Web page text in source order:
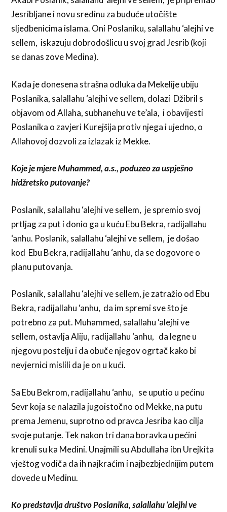
Jesribljane i novu sredinu za buduće utočište
sljedbenicima islama. Oni Poslaniku, salallahu ‘alejhi ve
sellem, iskazuju dobrodošlicu u svoj grad Jesrib (koji
se danas zove Medina).
Kada je donesena strašna odluka da Mekelije ubiju
Poslanika, salallahu ‘alejhi ve sellem, dolazi Džibril s
objavom od Allaha, subhanehu ve te’ala, i obavijesti
Poslanika o zavjeri Kurejšija protiv njega i ujedno, o
Allahovoj dozvoli za izlazak iz Mekke.
Koje je mjere Muhammed, a.s., poduzeo za uspješno
hidžretsko putovanje?
Poslanik, salallahu ‘alejhi ve sellem, je spremio svoj
prtljag za put i donio ga u kuću Ebu Bekra, radijallahu
‘anhu. Poslanik, salallahu ‘alejhi ve sellem, je došao
kod Ebu Bekra, radijallahu ‘anhu, da se dogovore o
planu putovanja.
Poslanik, salallahu ‘alejhi ve sellem, je zatražio od Ebu
Bekra, radijallahu ‘anhu, da im spremi sve što je
potrebno za put. Muhammed, salallahu ‘alejhi ve
sellem, ostavlja Aliju, radijallahu ‘anhu, da legne u
njegovu postelju i da obuče njegov ogrtač kako bi
nevjernici mislili da je on u kući.
Sa Ebu Bekrom, radijallahu ‘anhu, se uputio u pećinu
Sevr koja se nalazila jugoistočno od Mekke, na putu
prema Jemenu, suprotno od pravca Jesriba kao cilja
svoje putanje. Tek nakon tri dana boravka u pećini
krenuli su ka Medini. Unajmili su Abdullaha ibn Urejkita
vještog vodiča da ih najkraćim i najbezbjednijim putem
dovede u Medinu.
Ko predstavlja društvo Poslanika, salallahu ‘alejhi ve